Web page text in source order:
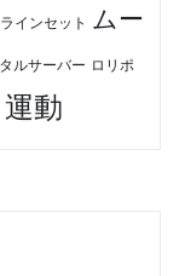
インセット ムー
ルサーバー ロリポ
運動